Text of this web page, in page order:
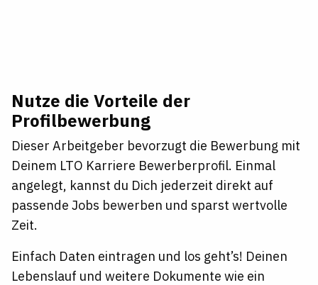
Nutze die Vorteile der
Profilbewerbung
Dieser Arbeitgeber bevorzugt die Bewerbung mit
Deinem LTO Karriere Bewerberprofil. Einmal
angelegt, kannst du Dich jederzeit direkt auf
passende Jobs bewerben und sparst wertvolle
Zeit.
Einfach Daten eintragen und los geht’s! Deinen
Lebenslauf und weitere Dokumente wie ein